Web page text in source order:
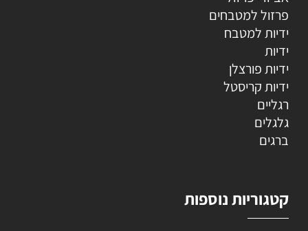
פרזול למטבחים
ידיות למטבח
ידיות
ידיות פורצלן
ידיות קריסטל
רגליים
גלגלים
ברגים
קטגוריות נוספות